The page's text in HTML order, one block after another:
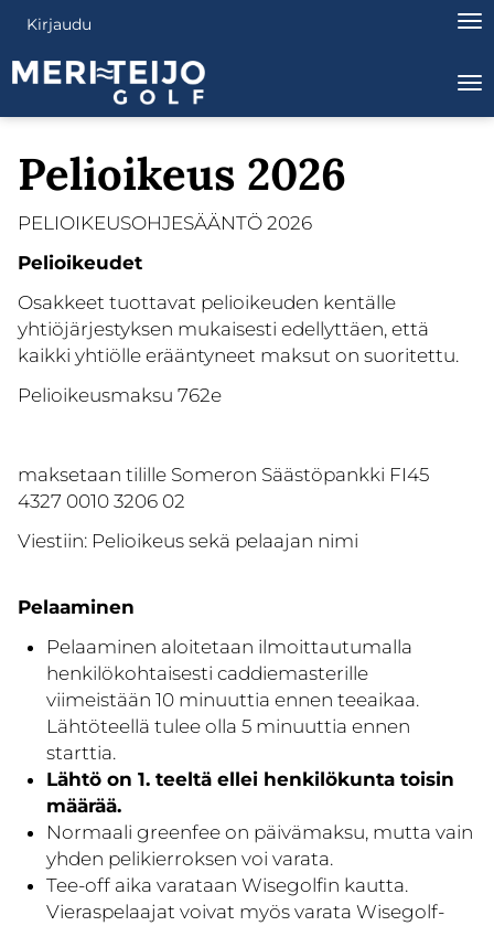
Kirjaudu
Pelioikeus 2026
PELIOIKEUSOHJESÄÄNTÖ 2026
Pelioikeudet
Osakkeet tuottavat pelioikeuden kentälle
yhtiöjärjestyksen mukaisesti edellyttäen, että
kaikki yhtiölle erääntyneet maksut on suoritettu.
Pelioikeusmaksu 762e
maksetaan tilille Someron Säästöpankki FI45
4327 0010 3206 02
Viestiin: Pelioikeus sekä pelaajan nimi
Pelaaminen
Pelaaminen aloitetaan ilmoittautumalla
henkilökohtaisesti caddiemasterille
viimeistään 10 minuuttia ennen teeaikaa.
Lähtöteellä tulee olla 5 minuuttia ennen
starttia.
Lähtö on 1. teeltä ellei henkilökunta toisin
määrää.
Normaali greenfee on päivämaksu, mutta vain
yhden pelikierroksen voi varata.
Tee-off aika varataan Wisegolfin kautta.
Vieraspelaajat voivat myös varata Wisegolf-